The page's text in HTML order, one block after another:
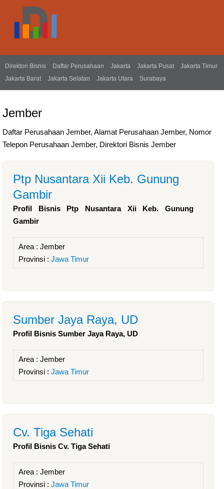
Direktori Bisnis Daftar Perusahaan Jakarta Jakarta Pusat
Jakarta Timur
Jakarta Barat
Jakarta Selatan Jakarta Utara Surabaya
Jember
Daftar Perusahaan Jember, Alamat Perusahaan Jember, Nomor
Telepon Perusahaan Jember, Direktori Bisnis Jember
Ptp Nusantara Xii Keb. Gunung
Gambir
Profil Bisnis Ptp Nusantara Xii Keb. Gunung
Gambir
Area : Jember
Provinsi : Jawa Timur
Sumber Jaya Raya, UD
Profil Bisnis Sumber Jaya Raya, UD
Area : Jember
Provinsi : Jawa Timur
Cv. Tiga Sehati
Profil Bisnis Cv. Tiga Sehati
Area : Jember
Provinsi : Jawa Timur